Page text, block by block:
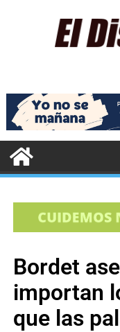
Bordet
importan
que las